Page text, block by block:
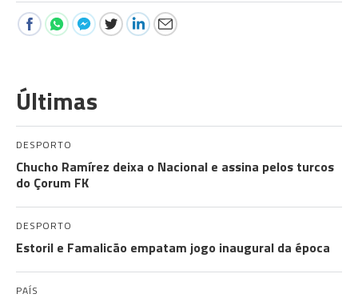
Últimas
DESPORTO
Chucho Ramírez deixa o Nacional e assina pelos turcos
do Çorum FK
DESPORTO
Estoril e Famalicão empatam jogo inaugural da época
PAÍS